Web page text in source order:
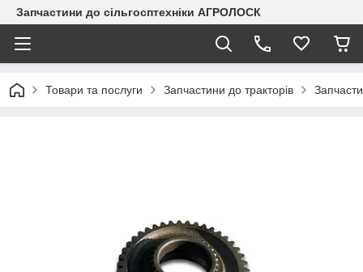
Запчастини до сільгосптехніки АГРОЛОСК
Товари та послуги Запчастини до тракторів